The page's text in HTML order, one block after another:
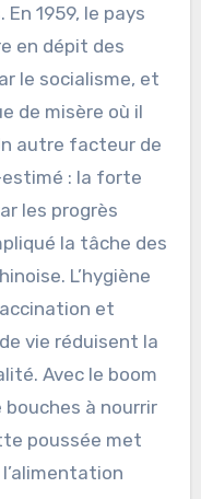
1959, le pays
en dépit des
le socialisme, et
de misère où il
autre facteur de
: la forte
les progrès
la tâche des
L’hygiène
et
vie réduisent la
Avec le boom
bouches à nourrir
poussée met